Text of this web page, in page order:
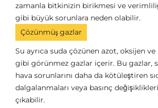
zamanla bitkinizin birikmesi ve
gibi büyük sorunlara neden olabilir.
Çözünmüş gazlar
Su ayrıca suda çözünen azot, oksijen
gibi görünmez gazlar içerir. Bu gazlar,
hava sorunlarını daha da kötüleştiren
dalgalanmaları veya basınç
çıkabilir.